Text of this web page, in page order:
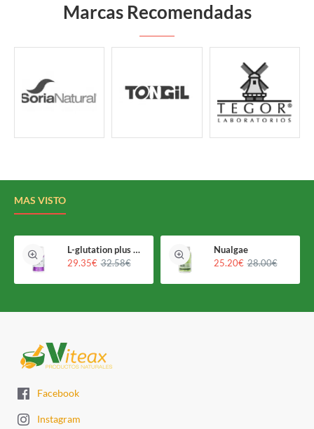
Marcas Recomendadas
MAS VISTO
L-glutation plus Holomega
29.35€ 32.58€
Nualgae
25.20€ 28.00€
Facebook
Instagram